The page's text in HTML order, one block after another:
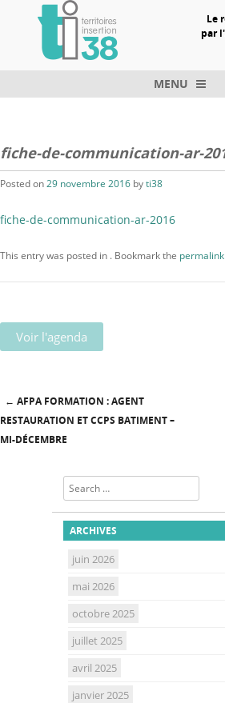
Le
par
MENU
fiche-de-communication-ar-
Posted on29 novembre 2016 byti38
fiche-de-communication-ar-2016
This entry was posted in . Bookmark the permalink
Voir l'agenda
Post navigation
← AFPA FORMATION : AGENT
RESTAURATION ET CCPS BATIMENT –
MI-DÉCEMBRE
Search
ARCHIVES
juin 2026
mai 2026
octobre 2025
juillet 2025
avril 2025
janvier 2025